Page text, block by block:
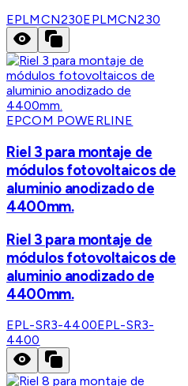
EPLMCN230EPLMCN230
EPCOM POWERLINE
Riel 3 para montaje de
módulos fotovoltaicos de
aluminio anodizado de
4400mm.
Riel 3 para montaje de
módulos fotovoltaicos de
aluminio anodizado de
4400mm.
EPL-SR3-4400EPL-SR3-
4400